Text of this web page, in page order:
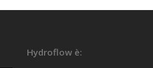
Hydroflow è: